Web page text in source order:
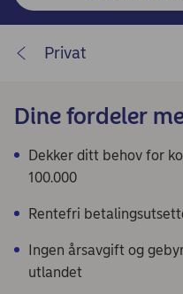
Privat
Dine fordeler
Dekker ditt behov for
100.000
Rentefri
Ingen årsavgift og
utlandet